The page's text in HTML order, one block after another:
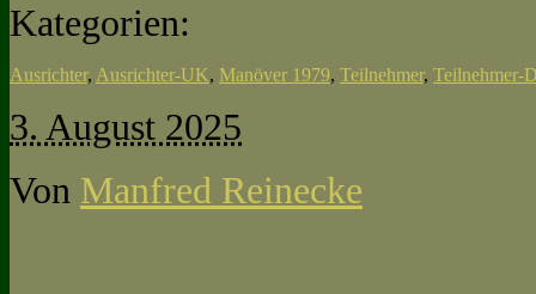
Kategorien:
Ausrichter, Ausrichter-UK, Manöver 1979, Teilnehmer,
3. August 2025
Von Manfred Reinecke